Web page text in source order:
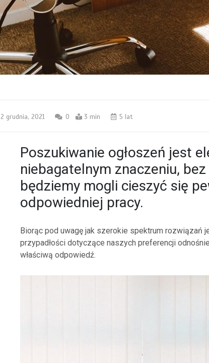
2 grudnia, 2021 0 3 min 5 lat
Poszukiwanie ogłoszeń jest
niebagatelnym znaczeniu,
będziemy mogli cieszyć się
odpowiedniej pracy.
Biorąc pod uwagę jak szerokie spektrum rozwiązań
przypadłości dotyczące naszych preferencji
właściwą odpowiedź.